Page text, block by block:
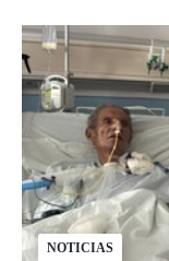
NOTICIAS